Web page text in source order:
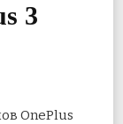
3
OnePlus